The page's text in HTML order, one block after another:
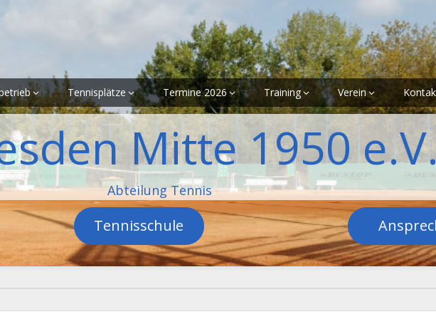
Tennisplätze Termine 2026 Training Verein
Mitte 1950
Abteilung Tennis
Tennisschule